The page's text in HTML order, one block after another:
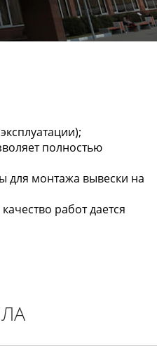
полностью
для монтажа вывески на
работ дается